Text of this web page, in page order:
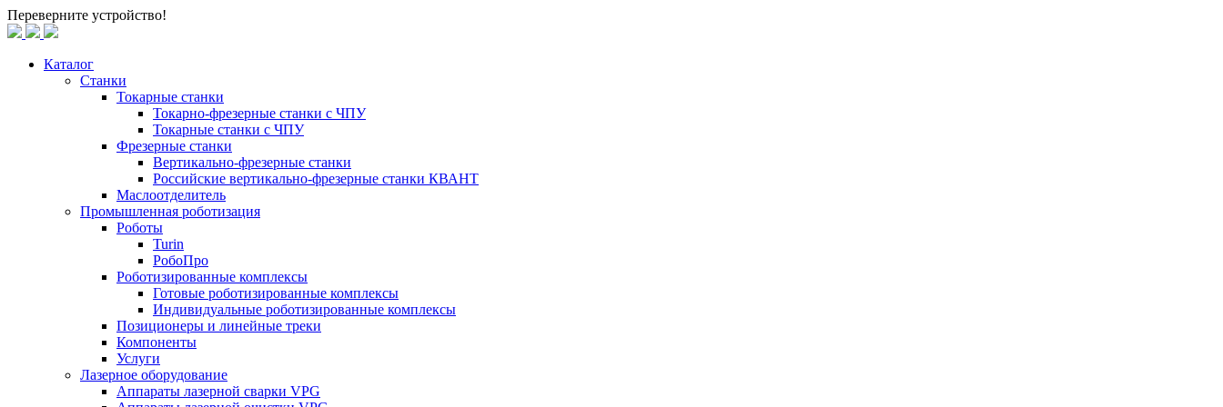
Переверните устройство!
Каталог
Станки
Токарные станки
Токарно-фрезерные станки c ЧПУ
Токарные станки с ЧПУ
Фрезерные станки
Вертикально-фрезерные станки
Российские вертикально-фрезерные станки КВАНТ
Маслоотделитель
Промышленная роботизация
Роботы
Turin
РобоПро
Роботизированные комплексы
Готовые роботизированные комплексы
Индивидуальные роботизированные комплексы
Позиционеры и линейные треки
Компоненты
Услуги
Лазерное оборудование
Аппараты лазерной сварки VPG